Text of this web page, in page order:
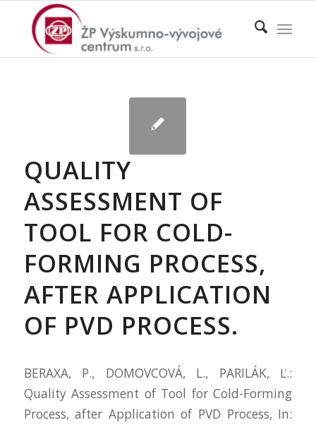
QUALITY
ASSESSMENT OF
TOOL FOR COLD-
FORMING PROCESS,
AFTER APPLICATION
OF PVD PROCESS.
BERAXA, P., DOMOVCOVÁ, L., PARILÁK, Ľ.:
Quality Assessment of Tool for Cold-Forming
Process, after Application of PVD Process, In: